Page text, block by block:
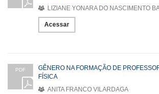
LIZIANE YONARA DO NASCIMENTO
Acessar
PDF
GÊNERO NA FORMAÇÃO DE
FÍSICA
ANITA FRANCO VILARDAGA